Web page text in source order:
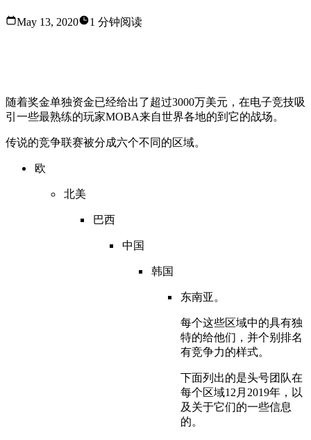
May 13, 2020 1 分钟阅读
随着奖金单独资金已经给出了超过3000万美元，在电子竞技吸
引一些最熟练的玩家MOBA来自世界各地的到它的战场。
传说的竞争联赛被分成六个不同的区域。
欧
北美
巴西
中国
韩国
东南亚。
每个这些区域中的具有独
特的给他们，并个别排名
有竞争力的样式。
下面列出的是头号团队在
每个区域12月2019年，以
及关于它们的一些信息
的。